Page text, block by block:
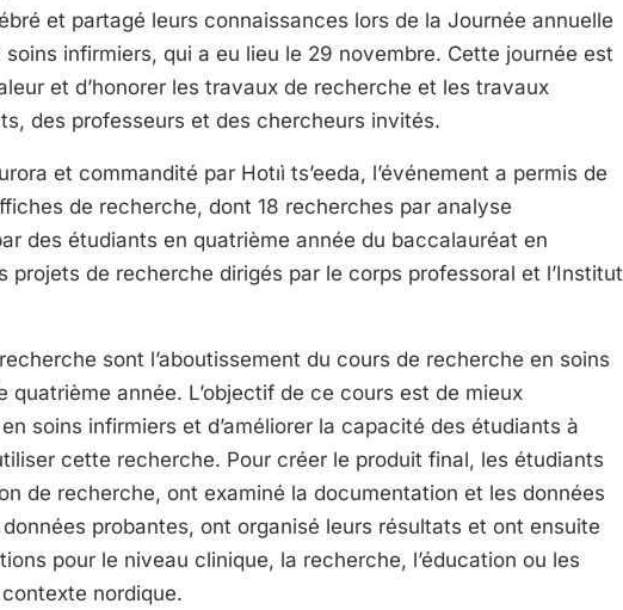
et partagé leurs connaissances lors de la Journée annuelle
infirmiers, qui a eu lieu le 29 novembre. Cette journée est
et d’honorer les travaux de recherche et les travaux
des professeurs et des chercheurs invités.
et commandité par Hotıì ts’eeda, l’événement a permis de
de recherche, dont 18 recherches par analyse
des étudiants en quatrième année du baccalauréat en
projets de recherche dirigés par le corps professoral et l’Institut
sont l’aboutissement du cours de recherche en soins
quatrième année. L’objectif de ce cours est de mieux
soins infirmiers et d’améliorer la capacité des étudiants à
cette recherche. Pour créer le produit final, les étudiants
de recherche, ont examiné la documentation et les données
probantes, ont organisé leurs résultats et ont ensuite
pour le niveau clinique, la recherche, l’éducation ou les
nordique.